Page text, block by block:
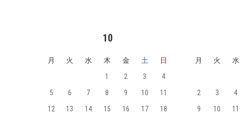
10
月 火 水 木 金 土
日
1
2 3
4
5
6 7 8 9 10
11
12
13 14 15 16 17 18
月 火 水
2
3 4
9
10 11